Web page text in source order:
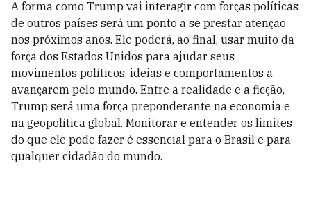
A forma como Trump vai interagir com forças políticas
de outros países será um ponto a se prestar atenção
nos próximos anos. Ele poderá, ao final, usar muito da
força dos Estados Unidos para ajudar seus
movimentos políticos, ideias e comportamentos a
avançarem pelo mundo. Entre a realidade e a ficção,
Trump será uma força preponderante na economia e
na geopolítica global. Monitorar e entender os limites
do que ele pode fazer é essencial para o Brasil e para
qualquer cidadão do mundo.